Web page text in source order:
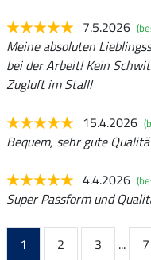
7.5.2026
Meine absoluten
bei der Arbeit! Kein
Zugluft im Stall!
15.4.2026
Bequem, sehr gute
4.4.2026
Super Passform und
1 2 3 ...
7